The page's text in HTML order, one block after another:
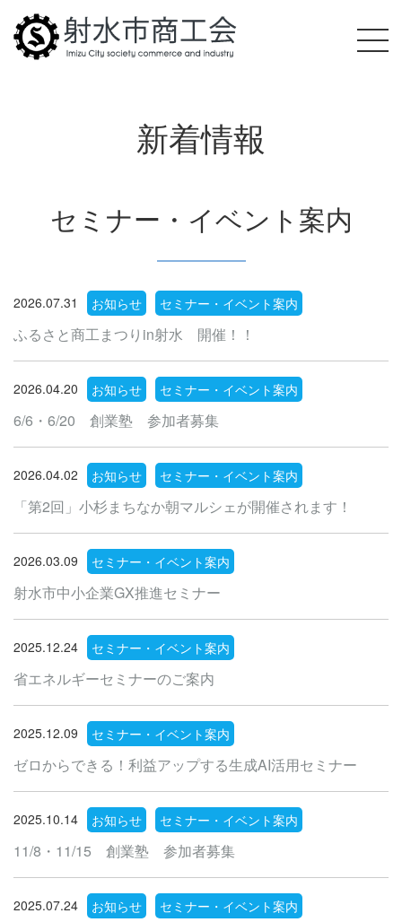
新着情報
セミナー・イベント案内
2026.07.31 お知らせ セミナー・イベント案内
ふるさと商工まつりin射水 開催！！
2026.04.20 お知らせ セミナー・イベント案内
6/6・6/20 創業塾 参加者募集
2026.04.02 お知らせ セミナー・イベント案内
「第2回」小杉まちなか朝マルシェが開催されます！
2026.03.09 セミナー・イベント案内
射水市中小企業GX推進セミナー
2025.12.24 セミナー・イベント案内
省エネルギーセミナーのご案内
2025.12.09 セミナー・イベント案内
ゼロからできる！利益アップする生成AI活用セミナー
2025.10.14 お知らせ セミナー・イベント案内
11/8・11/15 創業塾 参加者募集
2025.07.24 お知らせ セミナー・イベント案内